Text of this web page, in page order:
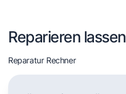
Reparieren lassen
Reparatur Rechner